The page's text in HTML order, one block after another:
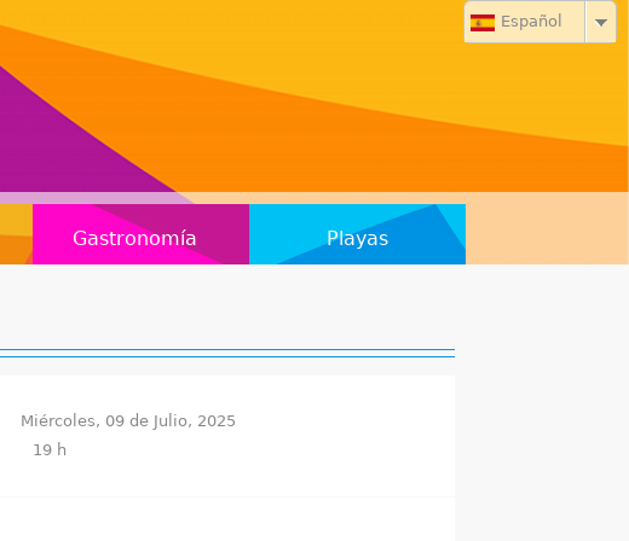
Español
Gastronomía Playas
Miércoles, 09 de Julio, 2025
19 h